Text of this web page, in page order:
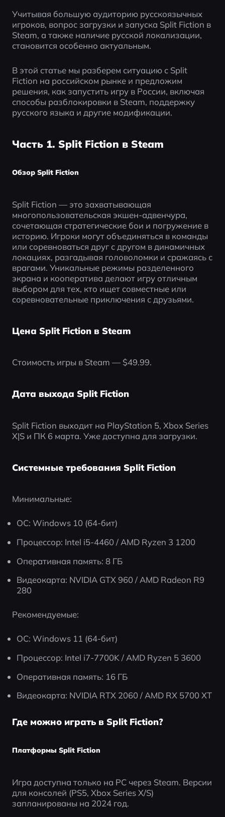
Учитывая большую аудиторию русскоязычных
игроков, вопрос загрузки и запуска Split Fiction в
Steam, а также наличие русской локализации,
становится особенно актуальным.
В этой статье мы разберем ситуацию с Split
Fiction на российском рынке и предложим
решения, как запустить игру в России, включая
способы разблокировки в Steam, поддержку
русского языка и другие модификации.
Часть 1. Split Fiction в Steam
Обзор Split Fiction
Split Fiction — это захватывающая
многопользовательская экшен-адвенчура,
сочетающая стратегические бои и погружение в
историю. Игроки могут объединяться в команды
или соревноваться друг с другом в динамичных
локациях, разгадывая головоломки и сражаясь с
врагами. Уникальные режимы разделенного
экрана и кооператива делают игру отличным
выбором для тех, кто ищет совместные или
соревновательные приключения с друзьями.
Цена Split Fiction в Steam
Стоимость игры в Steam — $49.99.
Дата выхода Split Fiction
Split Fiction выходит на PlayStation 5, Xbox Series
X|S и ПК 6 марта. Уже доступна для загрузки.
Системные требования Split Fiction
Минимальные:
ОС: Windows 10 (64-бит)
Процессор: Intel i5-4460 / AMD Ryzen 3 1200
Оперативная память: 8 ГБ
Видеокарта: NVIDIA GTX 960 / AMD Radeon R9
280
Рекомендуемые:
ОС: Windows 11 (64-бит)
Процессор: Intel i7-7700K / AMD Ryzen 5 3600
Оперативная память: 16 ГБ
Видеокарта: NVIDIA RTX 2060 / AMD RX 5700 XT
Где можно играть в Split Fiction?
Платформы Split Fiction
Игра доступна только на PC через Steam. Версии
для консолей (PS5, Xbox Series X/S)
запланированы на 2024 год.